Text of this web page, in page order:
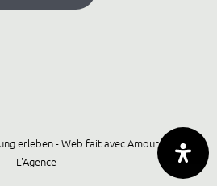
erleben - Web fait avec Amour par
L'Agence